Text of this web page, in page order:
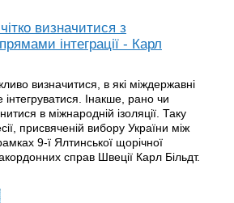
визначитися з
інтеграції - Карл
визначитися, в які міждержавні
Інакше, рано чи
в міжнародній ізоляції. Таку
присвяченій вибору України між
9-ї Ялтинської щорічної
справ Швеції Карл Більдт.